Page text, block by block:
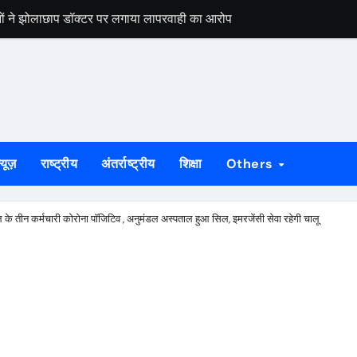
झोलाछाप डॉक्टर पर लगाया लापरवाही का आरोप
गिरफ्तार, निशानदेही पर दूसरी चोरी की मोटरसाइकिल बरामद
की मांग, रेल मंत्री से मिले सांसद विद्युत वरण महतो
चपेट में आई छात्रा, सुरक्षा व्यवस्था पर उठे सवाल
अवैध शराब के खिलाफ छापेमारी में तीन गिरफ्तार
राष्ट्रीय अंतर्राष्ट्रीय शिक्षा Others
तीन कर्मचारी कोरोना पॉजिटिव , अनुमंडल अस्पताल हुआ सिल, इमरजेंसी सेवा रहेगी चालू